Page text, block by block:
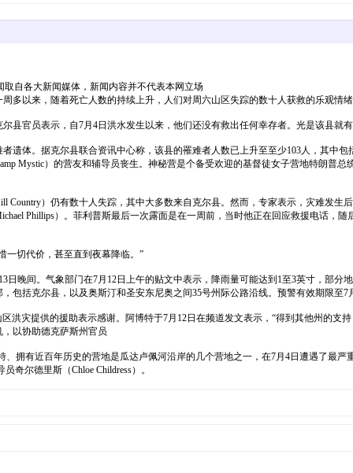
取自各大新闻媒体，新闻内容并不代表本网立场
以来，随着死亡人数的持续上升，人们对周六山区失踪的数十人获救的乐观情绪
官员表示，自7月4日洪水发生以来，他们还没有救出任何幸存者。光是该县就有
体。据克尔县联合资讯中心称，该县的罹难者人数已上升至至少103人，其中包
Mystic）的营友和辅导员丧生。神秘营是个备受欢迎的基督徒女子营地特朗普
）仍有数十人失踪，其中大多数来自克尔县。然而，专家表示，灾难发生
Phillips）。菲利普斯最后一次露面是在一周前，当时他正在回应救援电话，
一切代价，甚至直到夜幕降临。”
晚间。气象部门在7月12日上午的贴文中表示，降雨量可能达到1至3英寸，部分
括克尔县，以及奥斯汀和圣安东尼奥之间35号州际公路沿线。预警有效期限至7
洪灾提供的援助表示感谢。阿博特于7月12日在频道发文表示，“得到其他州的支
以协助德克萨斯州官员
拥有近百年历史的营地是瓜达卢佩河沿岸的几个营地之一，在7月4日遭遇了最
奇尔德里斯（Chloe Childress）。